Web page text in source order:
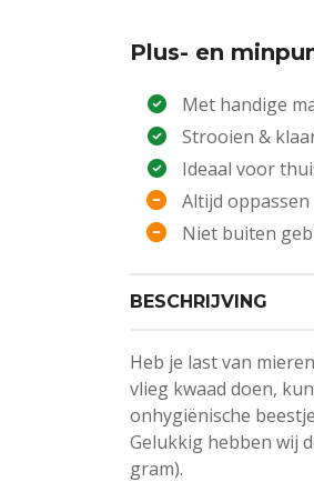
Plus- en
Met handige
Strooien &
Ideaal voor
Altijd
Niet buiten
BESCHRIJVING
Heb je last van
vlieg kwaad doen,
onhygiënische
Gelukkig hebben wij
gram).